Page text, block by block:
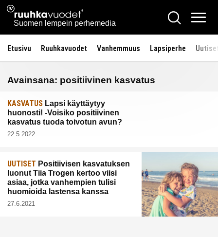
Siirry
sisältöön
Ruuhkavuodet.fi
Suomen lempein perhemedia
Hae
Etusivu Ruuhkavuodet Vanhemmuus Lapsiperhe
Avainsana: positiivinen kasvatus
KASVATUS Lapsi käyttäytyy
huonosti! -Voisiko positiivinen
kasvatus tuoda toivotun avun?
22.5.2022
UUTISET Positiivisen kasvatuksen
luonut Tiia Trogen kertoo viisi
asiaa, jotka vanhempien tulisi
huomioida lastensa kanssa
27.6.2021